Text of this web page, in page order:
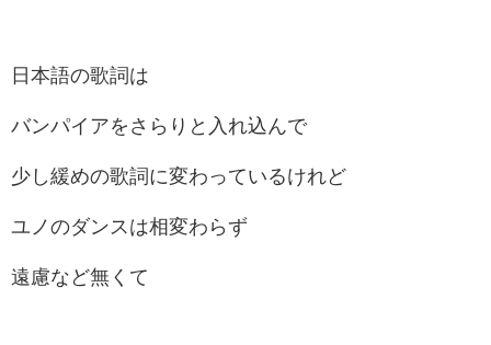
日本語の歌詞は
バンパイアをさらりと入れ込んで
少し緩めの歌詞に変わっているけれど
ユノのダンスは相変わらず
遠慮など無くて